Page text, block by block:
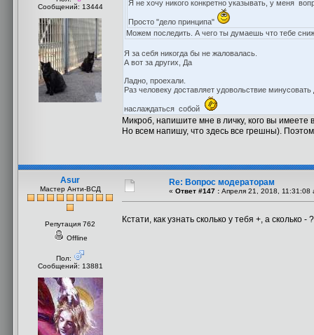
Сообщений: 13444
Я не хочу никого конкретно указывать, у меня
Просто "дело принципа"
Можем последить. А чего ты думаешь что тебе
Я за себя никогда бы не жаловалась.
А вот за других, Да
Ладно, проехали.
Раз человеку доставляет удовольствие
наслаждаться собой
Микроб, напишите мне в личку, кого вы имеете
Но всем напишу, что здесь все грешны).
Asur
Мастер Анти-ВСД
Репутация 762
Offline
Пол:
Сообщений: 13881
Re: Вопрос модераторам
« Ответ #147 : Апреля 21, 2018, 11:31:08
Кстати, как узнать сколько у тебя +, а сколько -